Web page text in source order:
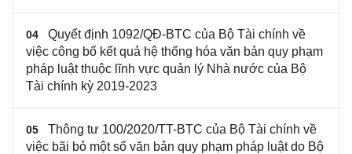
04
Quyết định 1092/QĐ-BTC của Bộ Tài chính về
việc công bố kết quả hệ thống hóa văn bản quy phạm
pháp luật thuộc lĩnh vực quản lý Nhà nước của Bộ
Tài chính kỳ 2019-2023
05
Thông tư 100/2020/TT-BTC của Bộ Tài chính về
việc bãi bỏ một số văn bản quy phạm pháp luật do Bộ